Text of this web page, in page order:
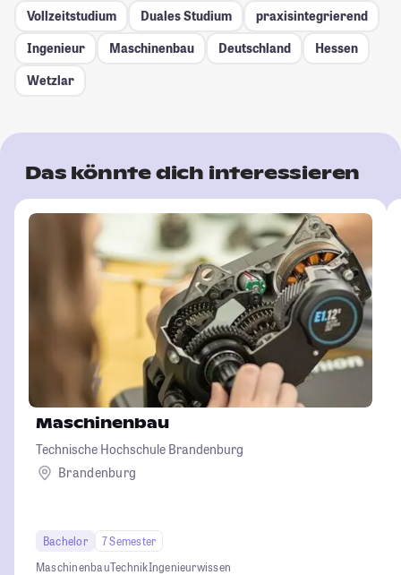
Vollzeitstudium
Duales Studium
praxisintegrierend
Ingenieur
Maschinenbau Deutschland
Hessen
Wetzlar
Das könnte dich interessieren
Maschinenbau
Technische Hochschule Brandenburg
Brandenburg
Bachelor
7 Semester
MaschinenbauTechnikIngenieurwissen